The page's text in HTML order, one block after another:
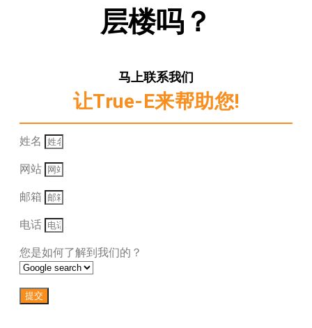
层楼吗？
马上联系我们
让True-E来帮助您!
姓名
网站
邮箱
电话
您是如何了解到我们的？
提交